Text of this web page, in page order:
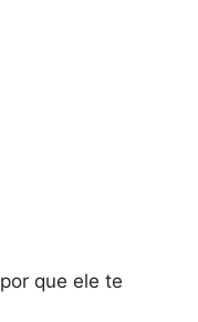
que ele te